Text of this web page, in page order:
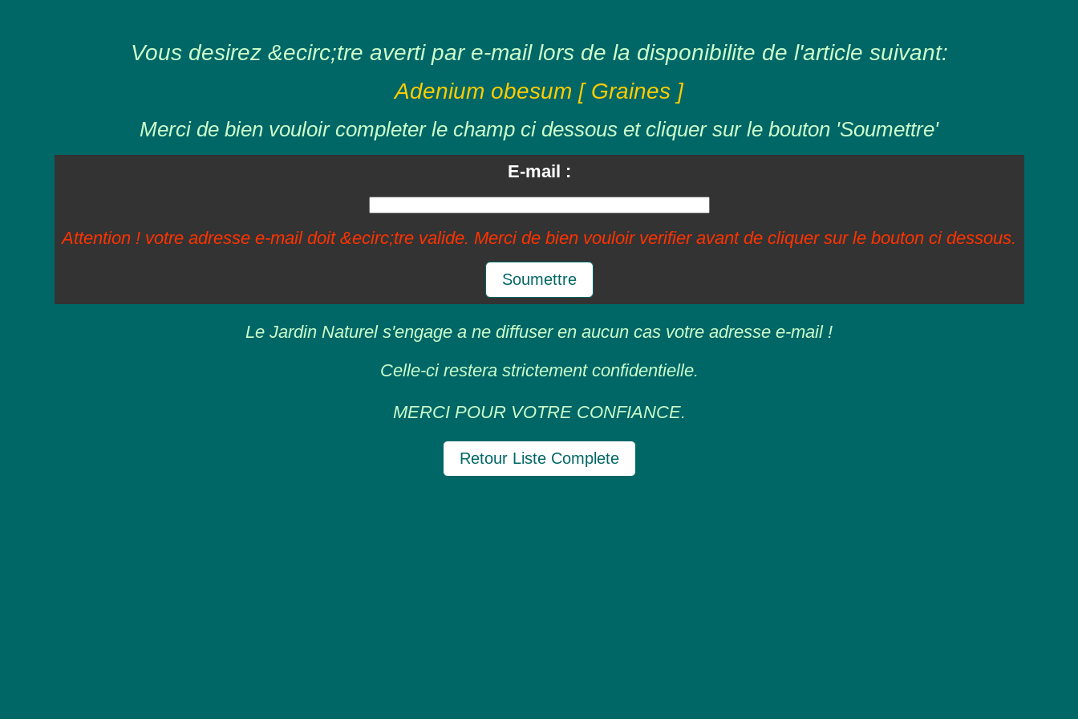
Vous desirez &ecirc;tre averti par e-mail lors de la disponibilite de l'article suivant:
Adenium obesum [ Graines ]
Merci de bien vouloir completer le champ ci dessous et cliquer sur le bouton 'Soumettre'
E-mail :
Attention ! votre adresse e-mail doit &ecirc;tre valide. Merci de bien vouloir verifier avant de cliquer sur le bouton ci dessous.
Soumettre
Le Jardin Naturel s'engage a ne diffuser en aucun cas votre adresse e-mail !
Celle-ci restera strictement confidentielle.
MERCI POUR VOTRE CONFIANCE.
Retour Liste Complete